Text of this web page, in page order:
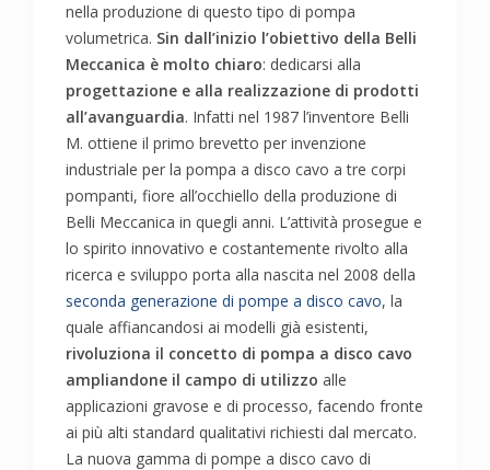
nella produzione di questo tipo di pompa
volumetrica. Sin dall’inizio l’obiettivo della Belli
Meccanica è molto chiaro: dedicarsi alla
progettazione e alla realizzazione di prodotti
all’avanguardia. Infatti nel 1987 l’inventore Belli
M. ottiene il primo brevetto per invenzione
industriale per la pompa a disco cavo a tre corpi
pompanti, fiore all’occhiello della produzione di
Belli Meccanica in quegli anni. L’attività prosegue e
lo spirito innovativo e costantemente rivolto alla
ricerca e sviluppo porta alla nascita nel 2008 della
seconda generazione di pompe a disco cavo, la
quale affiancandosi ai modelli già esistenti,
rivoluziona il concetto di pompa a disco cavo
ampliandone il campo di utilizzo alle
applicazioni gravose e di processo, facendo fronte
ai più alti standard qualitativi richiesti dal mercato.
La nuova gamma di pompe a disco cavo di